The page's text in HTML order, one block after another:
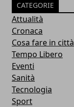
CATEGORIE
Attualità
Cronaca
Cosa fare in città
Tempo Libero
Eventi
Sanità
Tecnologia
Sport